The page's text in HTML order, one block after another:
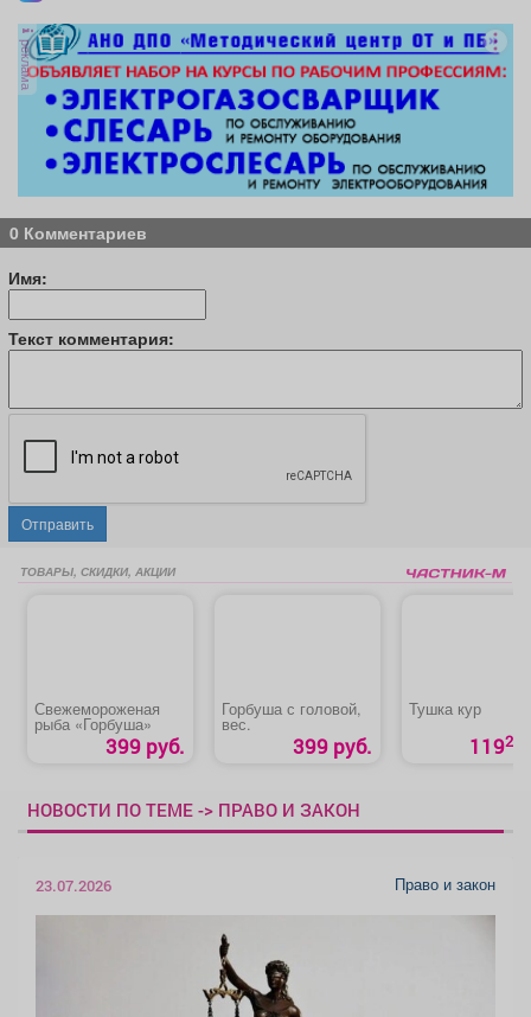
реклама
0 Комментариев
Имя:
Текст комментария:
Отправить
ТОВАРЫ, СКИДКИ, АКЦИИ
Свежемороженая
рыба «Горбуша»
399 руб.
Горбуша с головой,
вес.
399 руб.
Тушка кур
11920
НОВОСТИ ПО ТЕМЕ -> ПРАВО И ЗАКОН
23.07.2026 Право и закон